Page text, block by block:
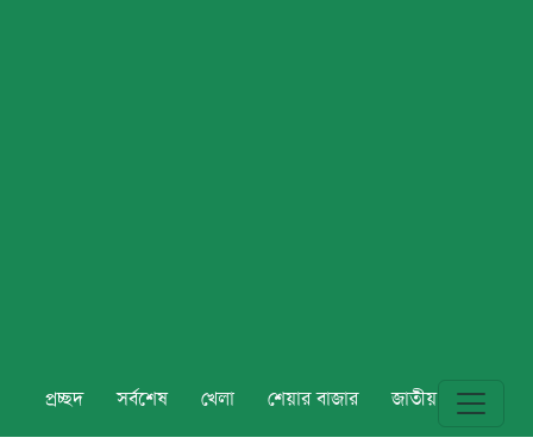
প্রচ্ছদ সর্বশেষ খেলা শেয়ার বাজার জাতীয় বিশ্ব